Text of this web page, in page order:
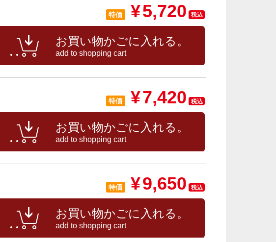
特価 ¥5,720 税込
お買い物かごに入れる。
add to shopping cart
特価 ¥7,420 税込
お買い物かごに入れる。
add to shopping cart
特価 ¥9,650 税込
お買い物かごに入れる。
add to shopping cart